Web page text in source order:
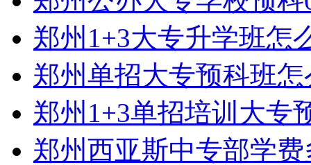
郑州1+3大专升学班怎
郑州单招大专预科班
郑州1+3单招培训大专
郑州西亚斯中专部学